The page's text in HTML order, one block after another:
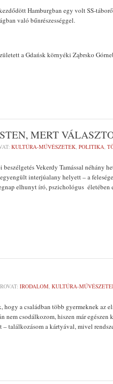
Hamburgban egy volt SS-
való bűnrészességgel.
a Gdańsk környéki Ząbrsko
MERT
KULTÚRA-MŰVÉSZETEK, POLITIKA,
beszélgetés Vekerdy Tamással néhány
interjúalany helyett – a
elhunyt író, pszichológus életében
ROVAT: IRODALOM, KULTÚRA-
hogy a családban több gyermeknek az
nem csodálkozom, hiszen már
– találkozásom a kártyával, mivel